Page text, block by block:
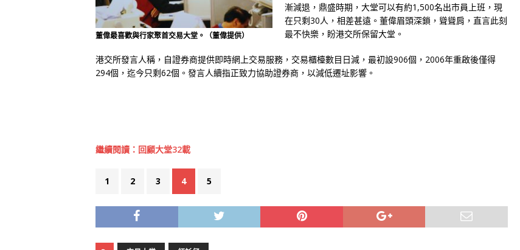
董偉最喜歡與行家聚首交易大堂。（董偉提供）
漸減退，鼎盛時期，大堂可以有約1,500名出市員上班，現
在只剩30人，相差甚遠。董偉眉頭深鎖，聳聳肩，直言此刻
最不快樂，盼港交所保留大堂。
港交所發言人稱，自證券商提供即時網上交易服務，交易櫃檯數目日減，最初設906個，2006年重啟後僅得
294個，迄今只剩62個。發言人續指正致力協助證券商，以減低遷址影響。
繼續閱讀：回顧大堂32載
1 2 3 4 5